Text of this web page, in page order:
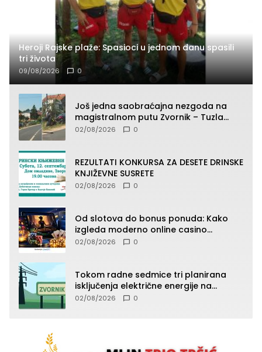
Heroji Rajske plaže: Spasioci u jednom danu spasili
tri života
09/08/2026 0
Još jedna saobraćajna nezgoda na
magistralnom putu Zvornik – Tuzla
(FOTO)
02/08/2026 0
REZULTATI KONKURSA ZA DESETE DRINSKE
KNJIŽEVNE SUSRETE
02/08/2026 0
Od slotova do bonus ponuda: Kako
izgleda moderno online casino
iskustvo
02/08/2026 0
Tokom radne sedmice tri planirana
isključenja električne energije na
području TJ Zvornik
02/08/2026 0